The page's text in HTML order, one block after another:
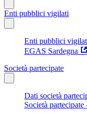
Enti pubblici vigilati
Enti pubblici
EGAS Sardegna
Società partecipate
Dati società
Società